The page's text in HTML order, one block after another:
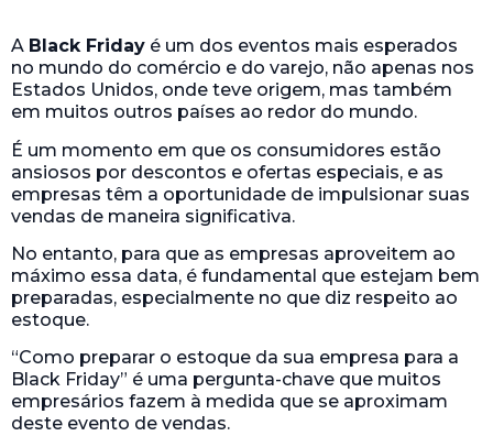
A Black Friday é um dos eventos mais esperados
no mundo do comércio e do varejo, não apenas nos
Estados Unidos, onde teve origem, mas também
em muitos outros países ao redor do mundo.
É um momento em que os consumidores estão
ansiosos por descontos e ofertas especiais, e as
empresas têm a oportunidade de impulsionar suas
vendas de maneira significativa.
No entanto, para que as empresas aproveitem ao
máximo essa data, é fundamental que estejam bem
preparadas, especialmente no que diz respeito ao
estoque.
“Como preparar o estoque da sua empresa para a
Black Friday” é uma pergunta-chave que muitos
empresários fazem à medida que se aproximam
deste evento de vendas.